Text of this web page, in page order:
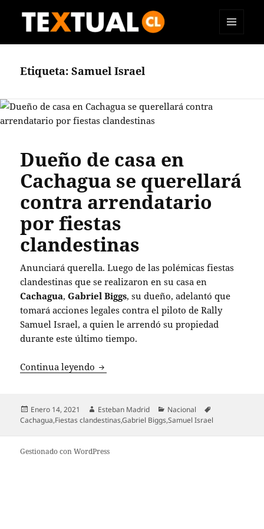
Etiqueta:Samuel Israel
Dueño de casa en
Cachagua se querellará
contra arrendatario
por fiestas
clandestinas
Anunciará querella. Luego de las polémicas fiestas
clandestinas que se realizaron en su casa en
Cachagua,Gabriel Biggs, su dueño, adelantó que
tomará acciones legales contra el piloto de Rally
Samuel Israel, a quien le arrendó su propiedad
durante este último tiempo.
Continua leyendo Dueño de casa en Cachagua se
Publicado
el
Enero 14, 2021 Autor
Esteban Madrid Categorías
Nacional
Cachagua,Fiestas clandestinas,Gabriel Biggs,Samuel Israel
Gestionado con WordPress